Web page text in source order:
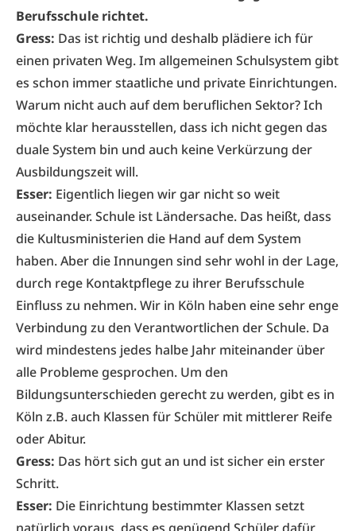
Berufs­schule richtet.
Gress: Das ist richtig und deshalb plädiere ich für
einen privaten Weg. Im allgemeinen Schul­system gibt
es schon immer staatliche und private Einrichtungen.
Warum nicht auch auf dem beruflichen Sektor? Ich
möchte klar herausstellen, dass ich nicht gegen das
duale System bin und auch keine Verkürzung der
Ausbildungszeit will.
Esser: Eigentlich liegen wir gar nicht so weit
auseinander. Schule ist Ländersache. Das heißt, dass
die Kultusministerien die Hand auf dem System
haben. Aber die Innungen sind sehr wohl in der Lage,
durch rege Kontaktpflege zu ihrer Berufsschule
Einfluss zu nehmen. Wir in Köln haben eine sehr enge
Verbindung zu den Verantwortlichen der Schule. Da
wird mindestens jedes halbe Jahr miteinander über
alle Probleme gesprochen. Um den
Bildungsunterschieden gerecht zu werden, gibt es in
Köln z.B. auch Klassen für Schüler mit mittlerer Reife
oder Abitur.
Gress: Das hört sich gut an und ist sicher ein erster
Schritt.
Esser: Die Einrichtung bestimmter Klassen setzt